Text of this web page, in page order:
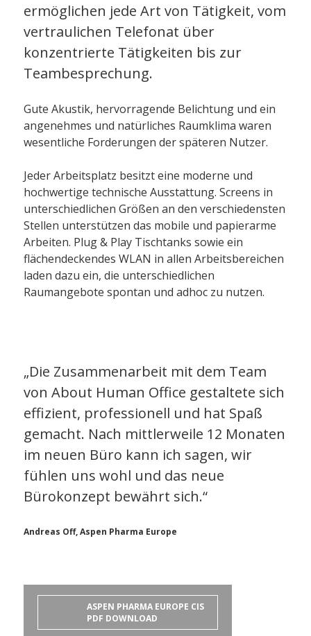
ermöglichen jede Art von Tätigkeit, vom
vertraulichen Telefonat über
konzentrierte Tätigkeiten bis zur
Teambesprechung.
Gute Akustik, hervorragende Belichtung und ein
angenehmes und natürliches Raumklima waren
wesentliche Forderungen der späteren Nutzer.
Jeder Arbeitsplatz besitzt eine moderne und
hochwertige technische Ausstattung. Screens in
unterschiedlichen Größen an den verschiedensten
Stellen unterstützen das mobile und papierarme
Arbeiten. Plug & Play Tischtanks sowie ein
flächendeckendes WLAN in allen Arbeitsbereichen
laden dazu ein, die unterschiedlichen
Raumangebote spontan und adhoc zu nutzen.
„Die Zusammenarbeit mit dem Team
von About Human Office gestaltete sich
effizient, professionell und hat Spaß
gemacht. Nach mittlerweile 12 Monaten
im neuen Büro kann ich sagen, wir
fühlen uns wohl und das neue
Bürokonzept bewährt sich.“
Andreas Off, Aspen Pharma Europe
ASPEN PHARMA EUROPE CIS
PDF DOWNLOAD